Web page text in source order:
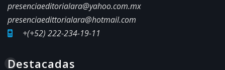
presenciaeditorialara@yahoo.com.mx
presenciaedittorialara@hotmail.com
+(+52) 222-234-19-11
Destacadas